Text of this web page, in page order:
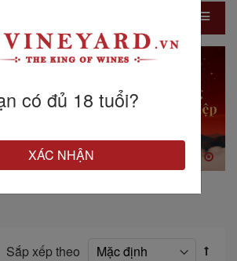
Sắp xếp theo
có đủ 18 tuổi?
XÁC NHẬN